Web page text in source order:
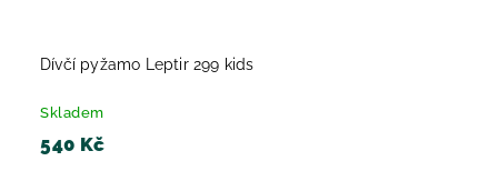
Dívčí pyžamo Leptir 299 kids
Skladem
540 Kč